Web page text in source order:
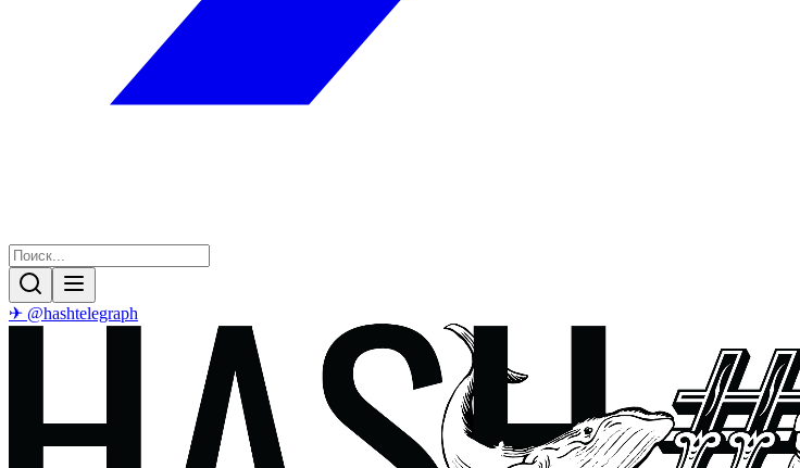
✈ @hashtelegraph